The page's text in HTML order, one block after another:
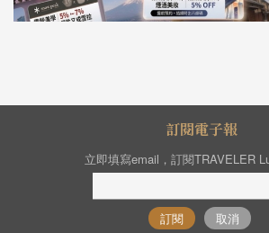
訂閱電子報
立即填寫email，訂閱TRAVELER
訂閱 取消